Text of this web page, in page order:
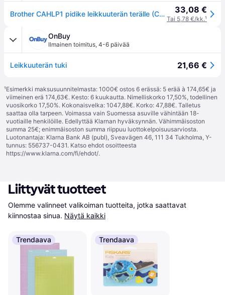
Brother CAHLP1 pidike leikkuuterän terälle (CAHLP1) 33,08 €
Tai 5,78 €/kk.¹
OnBuy
Ilmainen toimitus, 4-6 päivää
Leikkuuterän tuki 21,66 €
¹Esimerkki maksusuunnitelmasta: 1000€ ostos 6 erässä: 5 erää à 174,65€ ja
viimeinen erä 174,63€. Kesto: 6 kuukautta. Nimelliskorko 17,50%, todellinen
vuosikorko 17,50%. Kokonaisvelka: 1047,88€. Korko: 47,88€. Talletus
saattaa olla tarpeen. Voimassa vain Suomessa asuville vähintään 18-
vuotiaille henkilöille. Edellyttää Klarnan hyväksynnän. Vähimmäisoston
summa 25€; enimmäisoston summa riippuu luottokelpoisuusarviosta.
Luotonantaja: Klarna Bank AB (publ), Sveavägen 46, 111 34 Tukholma, Y-
tunnus: 556737-0431. Katso ehdot osoitteesta
https://www.klarna.com/fi/ehdot/.
Liittyvät tuotteet
Olemme valinneet valikoiman tuotteita, jotka saattavat
kiinnostaa sinua. Näytä kaikki
Trendaava Trendaava